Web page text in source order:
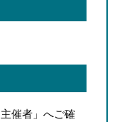
催者」へご確